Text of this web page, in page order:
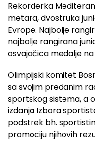
Rekorderka
metara, dvostruka
Evrope. Najbolje
najbolje rangirana
osvajačica medalje
Olimpijski komitet
sa svojim predanim
sportskog sistema, a
izdanja Izbora
podstrek bh.
promociju njihovih